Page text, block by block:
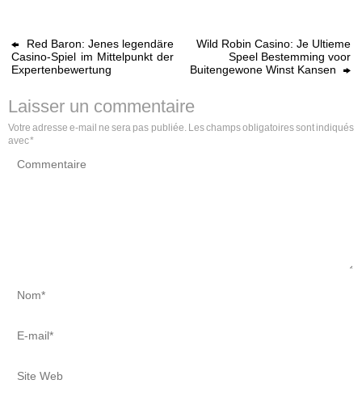
Red Baron: Jenes legendäre
Casino-Spiel im Mittelpunkt der
Expertenbewertung
Wild Robin Casino: Je Ultieme
Speel Bestemming voor
Buitengewone Winst Kansen
Laisser un commentaire
Votre adresse e-mail ne sera pas publiée.Les champs obligatoires sont indiqués
avec*